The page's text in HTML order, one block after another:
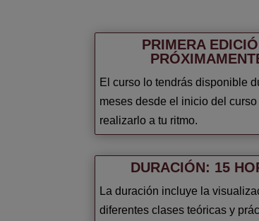
PRIMERA
El curso lo tendrás disponible
meses desde el inicio del curso
realizarlo a tu ritmo.
DURACIÓN: 15
La duración incluye la
diferentes clases teóricas y